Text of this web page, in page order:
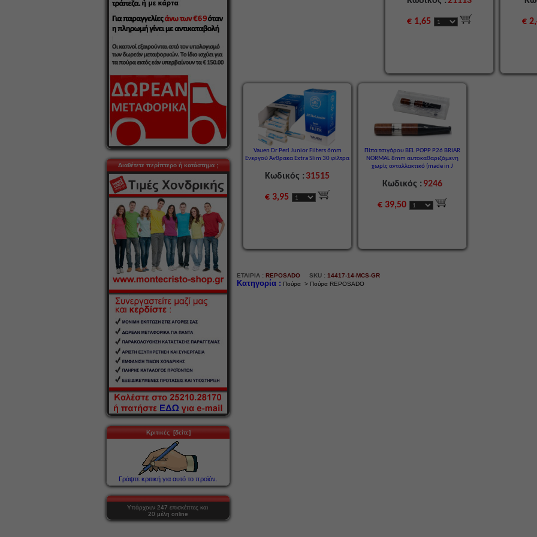
Διαθέτετε περίπτερο ή κατάστημα ;
Κριτικές [δείτε]
Γράψτε κριτική για αυτό το προϊόν.
Υπάρχουν 247 επισκέπτες και
20 μέλη online
€ 1,65 €
Vauen Dr Perl Junior Filters 6mm
Ενεργού Άνθρακα Extra Slim 30 φίλτρα
Κωδικός : 31515
€ 3,95
Πίπα τσιγάρου BEL POPP P26 BRIAR
NORMAL 8mm αυτοκαθαριζόμενη
χωρίς ανταλλακτικό (made in J
Κωδικός : 9246
€ 39,50
ΕΤΑΙΡΙΑ : REPOSADO SKU : 14417-14-MCS-GR
Κατηγορία : Πούρα > Πούρα REPOSADO